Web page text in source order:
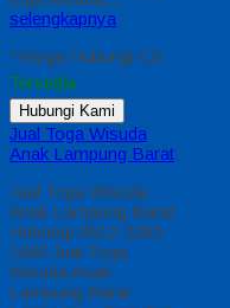
12%
wisuda anak SD
contoh gambar toga
wisuda anak SD di
bekasi
125.000
Pre Order/ elfa-01
Pre Order
Jual Topi Toga
Berkualitas untuk